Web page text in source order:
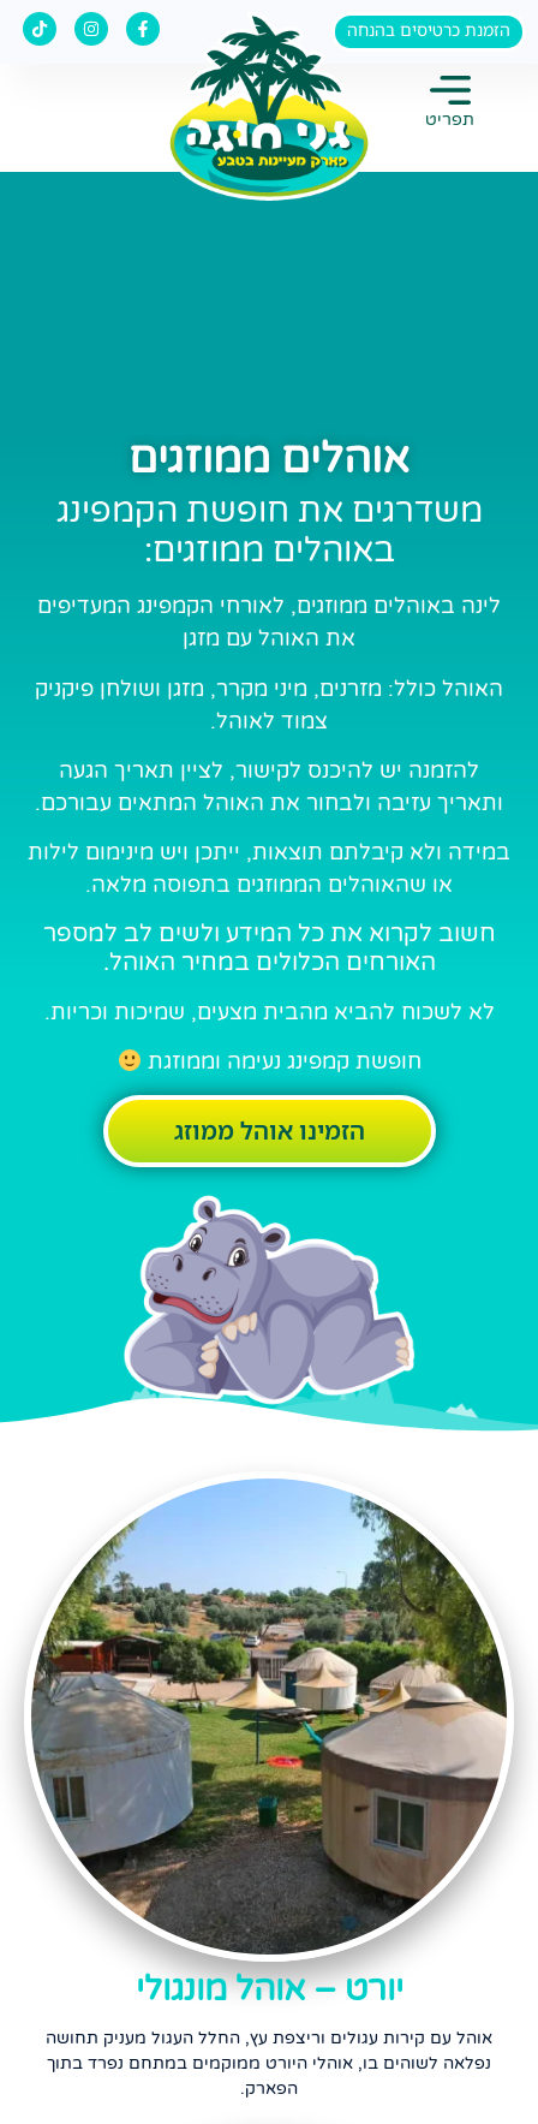
לתוכן הראשי
הזמנת כרטיסים בהנחה
תפריט
אוהלים ממוזגים
משדרגים את חופשת הקמפינג
באוהלים ממוזגים:
לינה באוהלים ממוזגים, לאורחי הקמפינג המעדיפים
את האוהל עם מזגן
האוהל כולל: מזרנים, מיני מקרר, מזגן ושולחן פיקניק
צמוד לאוהל.
להזמנה יש להיכנס לקישור, לציין תאריך הגעה
ותאריך עזיבה ולבחור את האוהל המתאים עבורכם.
במידה ולא קיבלתם תוצאות, ייתכן ויש מינימום לילות
או שהאוהלים הממוזגים בתפוסה מלאה.
חשוב לקרוא את כל המידע ולשים לב למספר
האורחים הכלולים במחיר האוהל.
לא לשכוח להביא מהבית מצעים, שמיכות וכריות.
חופשת קמפינג נעימה וממוזגת
הזמינו אוהל ממוזג
יורט – אוהל מונגולי
אוהל עם קירות עגולים וריצפת עץ, החלל העגול מעניק תחושה
נפלאה לשוהים בו, אוהלי היורט ממוקמים במתחם נפרד בתוך
הפארק.